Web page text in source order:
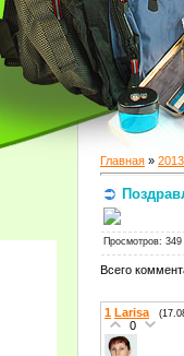
Главная » 2013
Просмотров:
Всего
1 Larisa
0